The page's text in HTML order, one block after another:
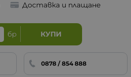
Доставка и плащане
бр КУПИ
0878 / 854 888